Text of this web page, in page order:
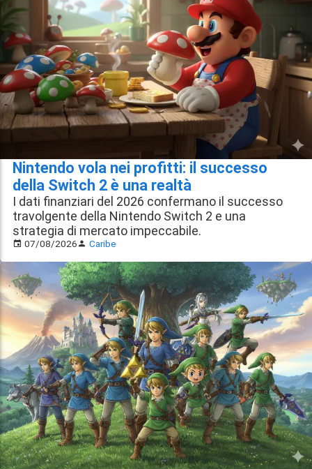
Nintendo vola nei profitti: il successo
della Switch 2 è una realtà
I dati finanziari del 2026 confermano il successo
travolgente della Nintendo Switch 2 e una
strategia di mercato impeccabile.
07/08/2026 Caribe